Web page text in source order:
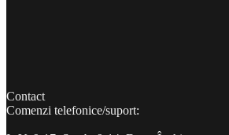
Contact
Comenzi telefonice/suport: